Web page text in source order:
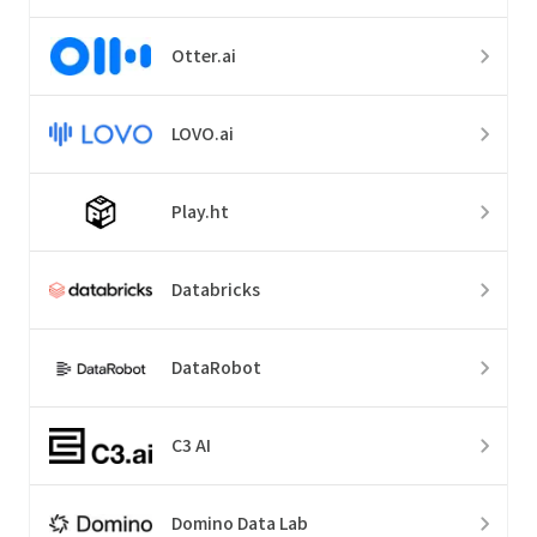
Otter.ai
LOVO.ai
Play.ht
Databricks
DataRobot
C3 AI
Domino Data Lab